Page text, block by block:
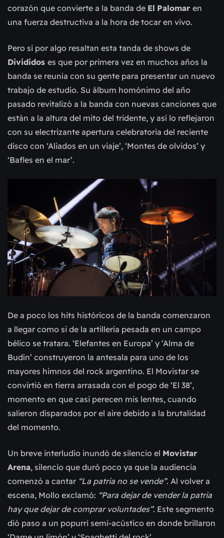
corazón que convierte a la banda de El Palomar en
una fuerza destructiva a la hora de tocar en vivo.
Pero si por algo resaltan esta tanda de shows de
Divididos es que por primera vez en muchos años la
banda se reunía con su gente para presentar un nuevo
trabajo de estudio. Su álbum homónimo del año
pasado revitalizó a la banda con nuevas canciones que
están a la altura del mito del tridente, y así lo reflejaron
con su electrizante apertura celebratoria del reciente
disco con ‘Aliados en un viaje’, ‘Montes de olvidos’ y
‘Bafles en el mar’.
De a poco los hits históricos de la banda comenzaron
a llegar como si de la artillería pesada en un campo
bélico se tratara. ‘Elefantes en Europa’ y ‘Alma de
Budín’ construyeron la antesala para uno de los
mayores himnos del rock argentino. El Movistar se
convirtió en tierra arrasada con el pogo de ‘El 38’,
momento en que casi perecen mis lentes, cuando
salieron disparados por el aire debido a la brutalidad
del momento.
Un breve interludio inundó de silencio el Movistar
Arena, silencio que duró poco ya que la audiencia
comenzó a cantar “La patria no se vende”. Al volver a
escena, Mollo exclamó: “Para dejar de vender la patria
hay que dejar de comprar voluntades”. Este segmento
dió paso a un popurri semi-acústico en donde brillaron